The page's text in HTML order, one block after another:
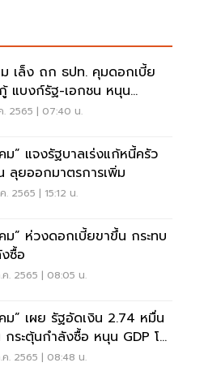
เล็ง ถก ธปท. คุมดอกเบี้ย
แบงก์รัฐ-เอกชน หนุน
สังหาฯ
. 2565 | 07:40 น.
ม” แจงรัฐบาลเร่งแก้หนี้ครัว
ลุยออกมาตรการเพิ่ม
. 2565 | 15:12 น.
ม” ห่วงดอกเบี้ยขาขึ้น กระทบ
ซื้อ
ค. 2565 | 08:05 น.
ม” เผย รัฐอัดเงิน 2.74 หมื่น
กระตุ้นกำลังซื้อ หนุน GDP โต
ค. 2565 | 08:48 น.